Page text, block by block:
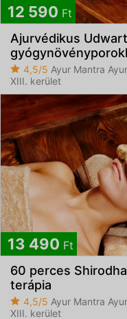
12 590 Ft
Ajurvédikus
4,5/5 Ayur Mantra
XIII. kerület
13 490 Ft
60 perces
terápia
4,5/5 Ayur Mantra
XIII. kerület